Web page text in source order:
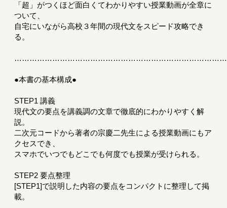
「超」がつくほど面白くてわかりやすい授業動画が全章に
ついて、
自宅にいながら高校３年間の現代文をスピード攻略でき
る。
●本書の基本構成●
STEP1 講義
現代文の要点を講義調の文章で徹底的にわかりやすく解
説。
二次元コードから著者の宗慶二先生による授業動画にもア
クセスでき、
スマホでいつでもどこでも何度でも授業が受けられる。
STEP2 要点整理
[STEP1]で説明した内容の要点をコンパクトに整理して掲
載。